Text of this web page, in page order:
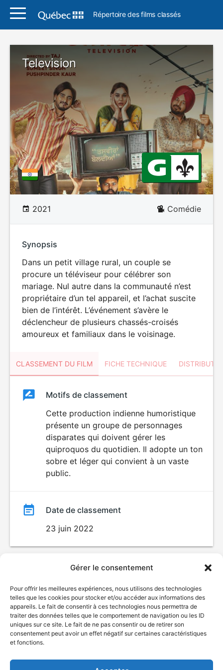
Gérer le consentement
Pour offrir les meilleures expériences, nous utilisons des technologies
telles que les cookies pour stocker et/ou accéder aux informations des
appareils. Le fait de consentir à ces technologies nous permettra de
traiter des données telles que le comportement de navigation ou les ID
uniques sur ce site. Le fait de ne pas consentir ou de retirer son
consentement peut avoir un effet négatif sur certaines caractéristiques
et fonctions.
Répertoire des films classés
Television
2021 Comédie
Synopsis
Dans un petit village rural, un couple se
procure un téléviseur pour célébrer son
mariage. Nul autre dans la communauté n’est
propriétaire d’un tel appareil, et l’achat suscite
bien de l’intérêt. L’événement s’avère le
déclencheur de plusieurs chassés-croisés
amoureux et familiaux dans le voisinage.
CLASSEMENT DU FILM FICHE TECHNIQUE
ClassementClassement
Motifs de classement
Cette production indienne humoristique
présente un groupe de personnages
disparates qui doivent gérer les
quiproquos du quotidien. Il adopte un ton
sobre et léger qui convient à un vaste
public.
Date de classement
23 juin 2022
© Gouvernement du Québec, 2026
Plan du site